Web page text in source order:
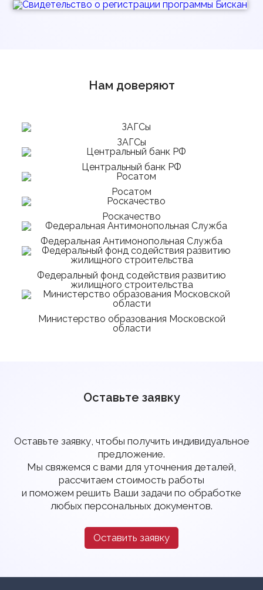
Нам доверяют
ЗАГСы
Центральный банк РФ
Росатом
Роскачество
Федеральная Антимонопольная Служба
Федеральный фонд содействия развитию
жилищного строительства
Министерство образования Московской
области
Оставьте заявку
Оставьте заявку, чтобы получить индивидуальное
предложение.
Мы свяжемся с вами для уточнения деталей,
рассчитаем стоимость работы
и поможем решить Ваши задачи по обработке
любых персональных документов.
Оставить заявку